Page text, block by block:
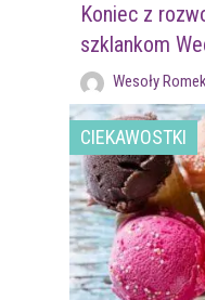
Koniec z
szklankom
Wesoły
CIEKAWOSTKI